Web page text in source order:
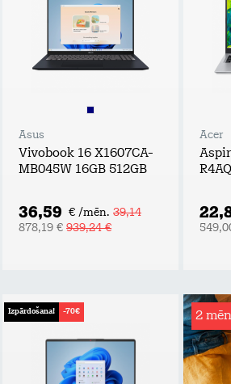
Asus
Vivobook 16 X1607CA-
MB045W 16GB 512GB
36,59 € /mēn. 39,14
878,19 € 939,24 €
Acer
Izpārdošana! -70€ 2